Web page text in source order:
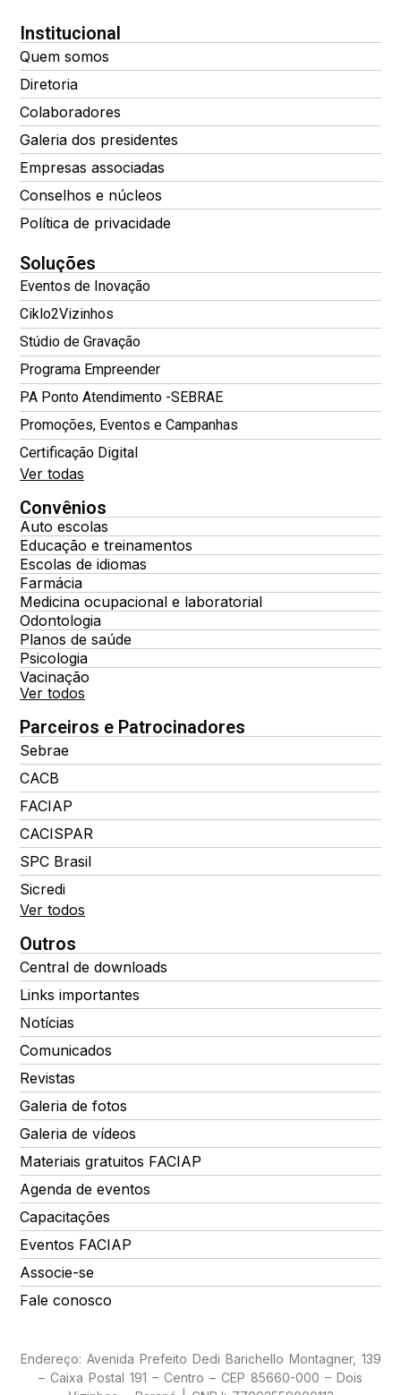
Institucional
Quem somos
Diretoria
Colaboradores
Galeria dos presidentes
Empresas associadas
Conselhos e núcleos
Política de privacidade
Soluções
Eventos de Inovação
Ciklo2Vizinhos
Stúdio de Gravação
Programa Empreender
PA Ponto Atendimento -SEBRAE
Promoções, Eventos e Campanhas
Certificação Digital
Ver todas
Convênios
Auto escolas
Educação e treinamentos
Escolas de idiomas
Farmácia
Medicina ocupacional e laboratorial
Odontologia
Planos de saúde
Psicologia
Vacinação
Ver todos
Parceiros e Patrocinadores
Sebrae
CACB
FACIAP
CACISPAR
SPC Brasil
Sicredi
Ver todos
Outros
Central de downloads
Links importantes
Notícias
Comunicados
Revistas
Galeria de fotos
Galeria de vídeos
Materiais gratuitos FACIAP
Agenda de eventos
Capacitações
Eventos FACIAP
Associe-se
Fale conosco
Endereço: Avenida Prefeito Dedi Barichello Montagner, 139
– Caixa Postal 191 – Centro – CEP 85660-000 – Dois